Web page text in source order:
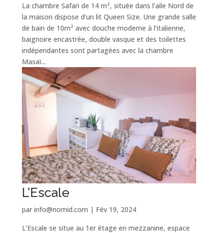
La chambre Safari de 14 m², située dans l’aile Nord de
la maison dispose d’un lit Queen Size. Une grande salle
de bain de 10m² avec douche moderne à l’italienne,
baignoire encastrée, double vasque et des toilettes
indépendantes sont partagées avec la chambre
Masaï...
L’Escale
par info@nomid.com | Fév 19, 2024
L’Escale se situe au 1er étage en mezzanine, espace